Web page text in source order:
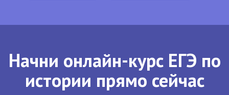
Начни онлайн-курс ЕГЭ по
истории прямо сейчас